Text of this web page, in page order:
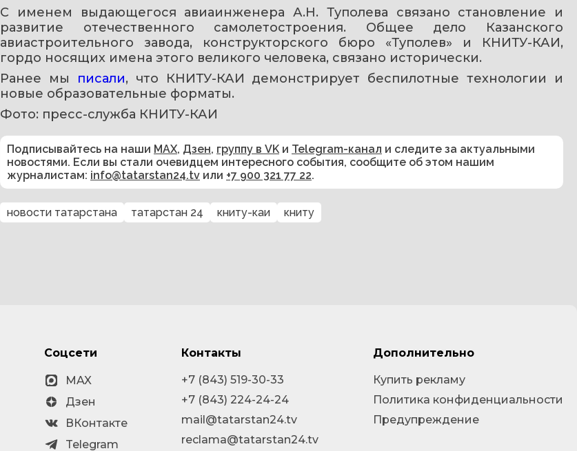
С именем выдающегося авиаинженера А.Н. Туполева связано становление и
развитие отечественного самолетостроения. Общее дело Казанского
авиастроительного завода, конструкторского бюро «Туполев» и КНИТУ-КАИ,
гордо носящих имена этого великого человека, связано исторически.
Ранее мы
писали, что КНИТУ-КАИ демонстрирует беспилотные технологии и
новые образовательные форматы.
Фото: пресс-служба КНИТУ-КАИ
Подписывайтесь на наши MAX, Дзен, группу в VK и Telegram-канал и следите за актуальными
новостями. Если вы стали очевидцем интересного события, сообщите об этом нашим
журналистам: info@tatarstan24.tv или +7 900 321 77 22.
новости татарстана татарстан 24 книту-каи книту
Соцсети
MAX
Дзен
ВКонтакте
Telegram
Контакты
+7 (843) 519-30-33
+7 (843) 224-24-24
mail@tatarstan24.tv
reclama@tatarstan24.tv
Дополнительно
Купить рекламу
Политика конфиденциальности
Предупреждение